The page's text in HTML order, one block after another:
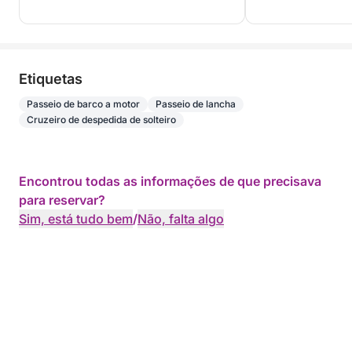
Etiquetas
Passeio de barco a motor
Passeio de lancha
Cruzeiro de despedida de solteiro
Encontrou todas as informações de que precisava
para reservar?
Sim, está tudo bem/Não, falta algo